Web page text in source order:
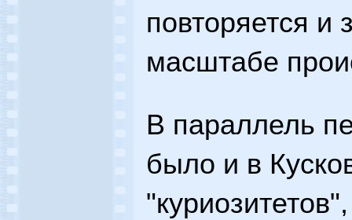
повторяется и
масштабе
В параллель
было и в